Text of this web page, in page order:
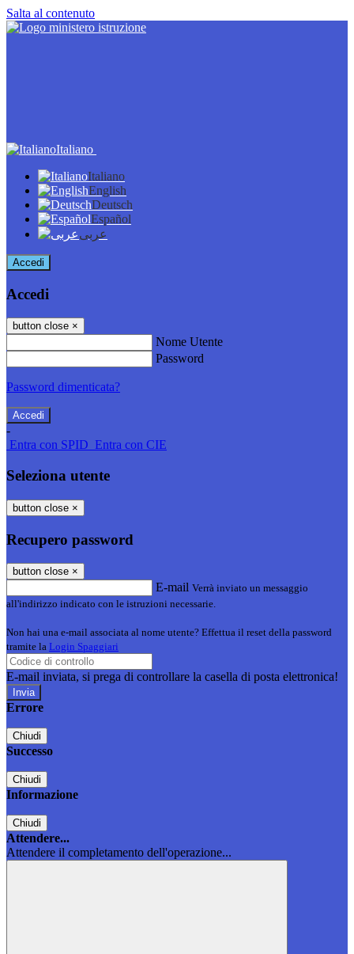
Salta al contenuto
Italiano
Italiano
English
Deutsch
Español
عربى
Accedi
Accedi
button close ×
Nome Utente
Password
Password dimenticata?
-
Entra con SPID Entra con CIE
Seleziona utente
button close ×
Recupero password
button close ×
E-mail Verrà inviato un messaggio
all'indirizzo indicato con le istruzioni necessarie.
Non hai una e-mail associata al nome utente? Effettua il reset della password
tramite la Login Spaggiari
E-mail inviata, si prega di controllare la casella di posta elettronica!
Errore
Chiudi
Successo
Chiudi
Informazione
Chiudi
Attendere...
Attendere il completamento dell'operazione...